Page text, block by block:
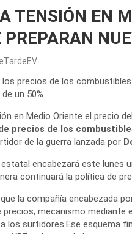
TENSIÓN EN
PREPARAN
los precios de los
un 50%.
en Medio Oriente el precio
precios de los
de la guerra lanzada por
encabezará este lunes
continuará la política de
la compañía encabezada
precios, mecanismo
los surtidores.Ese esquema